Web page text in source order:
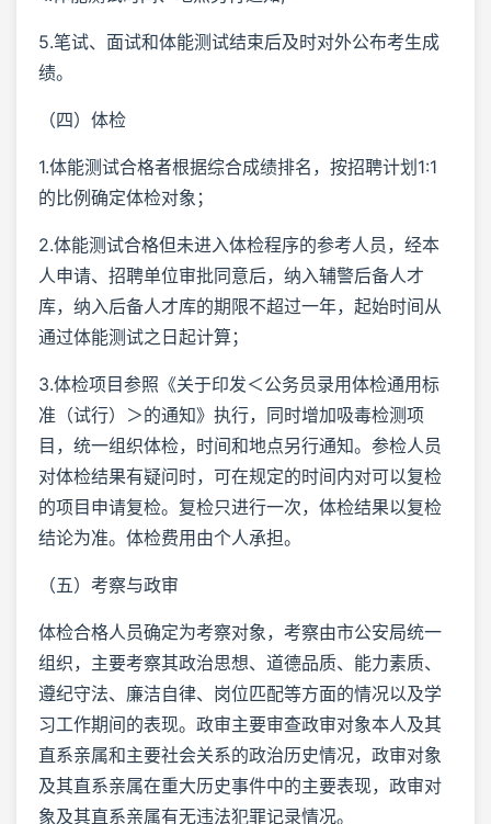
5.笔试、面试和体能测试结束后及时对外公布考生成
绩。
（四）体检
1.体能测试合格者根据综合成绩排名，按招聘计划1:1
的比例确定体检对象；
2.体能测试合格但未进入体检程序的参考人员，经本
人申请、招聘单位审批同意后，纳入辅警后备人才
库，纳入后备人才库的期限不超过一年，起始时间从
通过体能测试之日起计算；
3.体检项目参照《关于印发＜公务员录用体检通用标
准（试行）＞的通知》执行，同时增加吸毒检测项
目，统一组织体检，时间和地点另行通知。参检人员
对体检结果有疑问时，可在规定的时间内对可以复检
的项目申请复检。复检只进行一次，体检结果以复检
结论为准。体检费用由个人承担。
（五）考察与政审
体检合格人员确定为考察对象，考察由市公安局统一
组织，主要考察其政治思想、道德品质、能力素质、
遵纪守法、廉洁自律、岗位匹配等方面的情况以及学
习工作期间的表现。政审主要审查政审对象本人及其
直系亲属和主要社会关系的政治历史情况，政审对象
及其直系亲属在重大历史事件中的主要表现，政审对
象及其直系亲属有无违法犯罪记录情况。